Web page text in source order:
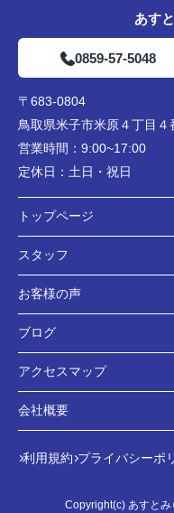
あす
0859-57-5048
〒683-0804
鳥取県米子市米原４丁目
営業時間： 9:00~17:00
定休日： 土日・祝日
トップページ
スタッフ
お客様の声
ブログ
アクセスマップ
会社概要
利用規約 プライバシーポ
Copyright(c) あすと